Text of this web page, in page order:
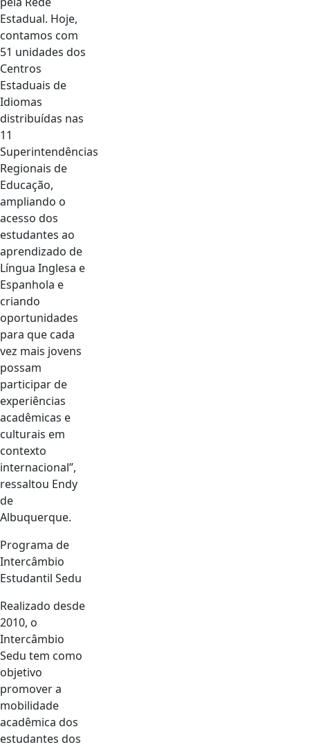
Estadual. Hoje,
contamos com
51 unidades dos
Centros
Estaduais de
Idiomas
distribuídas nas
11
Superintendências
Regionais de
Educação,
ampliando o
acesso dos
estudantes ao
aprendizado de
Língua Inglesa e
Espanhola e
criando
oportunidades
para que cada
vez mais jovens
possam
participar de
experiências
acadêmicas e
culturais em
contexto
internacional”,
ressaltou Endy
de
Albuquerque.
Programa de
Intercâmbio
Estudantil Sedu
Realizado desde
2010, o
Intercâmbio
Sedu tem como
objetivo
promover a
mobilidade
acadêmica dos
estudantes dos